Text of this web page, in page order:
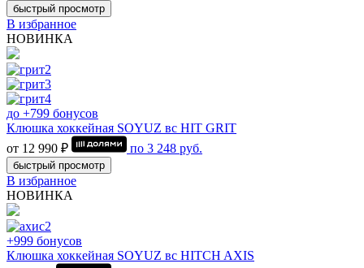
быстрый просмотр
В избранное
НОВИНКА
до +799 бонусов
Клюшка хоккейная SOYUZ вс HIT GRIT
от 12 990 ₽
по 3 248 руб.
быстрый просмотр
В избранное
НОВИНКА
+999 бонусов
Клюшка хоккейная SOYUZ вс HITCH AXIS